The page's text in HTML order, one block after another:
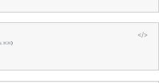
</>
в ЖЖ)